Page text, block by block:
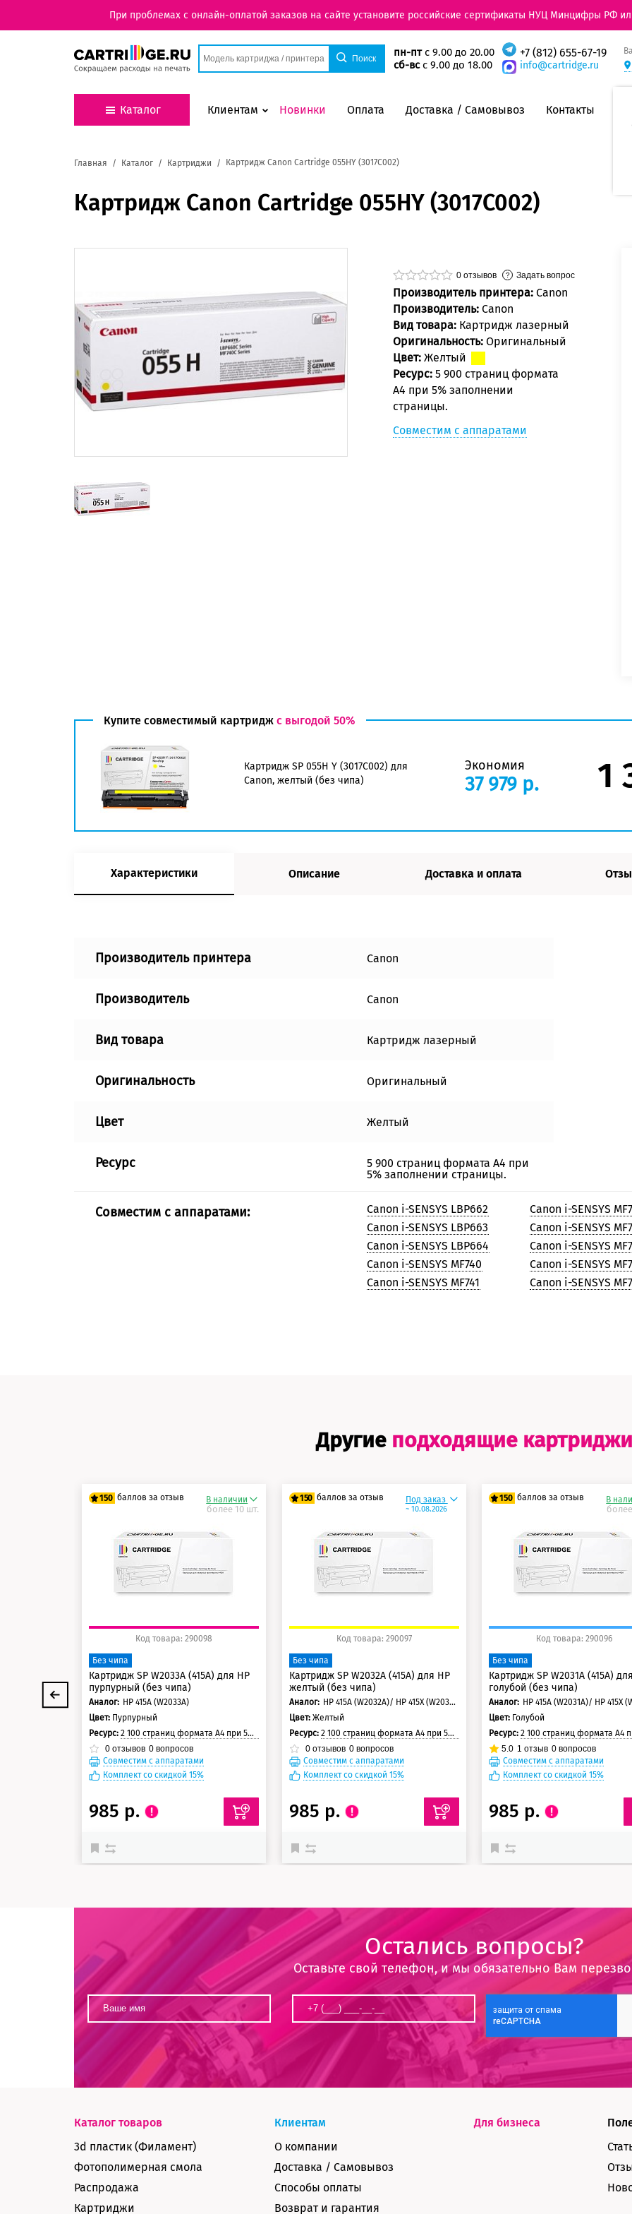
При проблемах с онлайн-оплатой заказов на сайте установите российские сертификаты НУЦ Минцифры РФ
пн-птс 9.00 до 20.00
сб-всс 9.00 до 18.00
+7 (812) 655-67-19
info@cartridge.ru
Каталог Клиентам Новинки Оплата Доставка / Самовывоз Контакты
Главная Каталог Картриджи Картридж Canon Cartridge 055HY (3017C002)
Картридж Canon Cartridge 055HY (3017C002)
0 отзывов Задать вопрос
Производитель принтера: Canon
Производитель: Canon
Вид товара: Картридж лазерный
Оригинальность: Оригинальный
Цвет: Желтый
Ресурс: 5 900 страниц формата
А4 при 5% заполнении
страницы.
Совместим с аппаратами
Купите совместимый картридж с выгодой 50%
Картридж SP 055H Y (3017C002) для
Canon, желтый (без чипа)
Экономия
37 979 р. 1
Характеристики Описание Доставка и оплата
Производитель принтера Canon
Производитель Canon
Вид товара Картридж лазерный
Оригинальность Оригинальный
Цвет Желтый
Ресурс
5 900 страниц формата А4 при
5% заполнении страницы.
Совместим с аппаратами:
Canon i-SENSYS LBP662
Canon i-SENSYS LBP663
Canon i-SENSYS LBP664
Canon i-SENSYS MF740
Canon i-SENSYS MF741
Canon i-SENSYS
Canon i-SENSYS
Canon i-SENSYS
Canon i-SENSYS
Canon i-SENSYS
Другие подходящие картриджи
150 баллов за отзыв
125 баллов
150 баллов
В наличии
более 10 шт.
Код товара: 290098
Без чипа
Картридж SP W2033A (415A) для HP
пурпурный (без чипа)
Аналог: HP 415A (W2033A)
Цвет: Пурпурный
Ресурс:2 100 страниц формата А4 при 5% заполнении страницы
0 отзывов 0 вопросов
Совместим с аппаратами
Комплект со скидкой 15%
985 р.
150 баллов за отзыв
125 баллов
150 баллов
Под заказ
~ 10.08.2026
Код товара: 290097
Без чипа
Картридж SP W2032A (415A) для HP
желтый (без чипа)
Аналог:
HP 415A (W2032A)/ HP 415X (W2032X)
Цвет: Желтый
Ресурс: 2 100 страниц формата А4 при 5% заполнении страницы
0отзывов 0вопросов
Совместим с аппаратами
Комплект со скидкой 15%
985 р.
150 баллов за отзыв
125 баллов
150 баллов
В
Код товара: 290096
Без чипа
Картридж SP W2031A (415A)
голубой (без чипа)
Аналог: HP 415A (W2031A)/ HP 415X
Цвет: Голубой
Ресурс:2 100 страниц формата А4 при 5% заполнении
5.0 1 отзыв 0 вопросов
Совместим с аппаратами
Комплект со скидкой 15%
985 р.
Остались вопросы?
Оставьте свой телефон, и мы обязательно Вам
Каталог товаров
3d пластик (Филамент)
Фотополимерная смола
Распродажа
Картриджи
Клиентам
О компании
Доставка / Самовывоз
Способы оплаты
Возврат и гарантия
Для бизнеса